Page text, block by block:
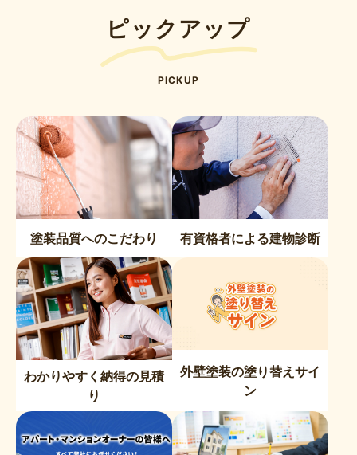
ピックアップ
PICKUP
塗装品質へのこだわり 有資格者による建物診断
わかりやすく納得の見積
り
外壁塗装の塗り替えサイ
ン